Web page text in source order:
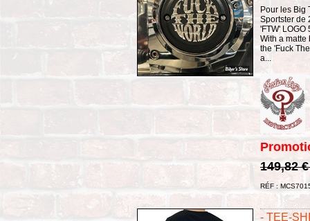
Pour les Big
Sportster de
'FTW' LOGO
With a matte
the 'Fuck
a...
149,82
RÉF :
- TEE-